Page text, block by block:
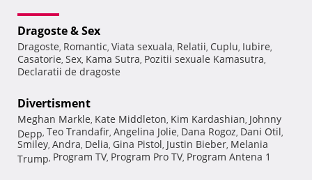
Dragoste & Sex
Dragoste, Romantic, Viata sexuala, Relatii, Cuplu, Iubire,
Casatorie, Sex, Kama Sutra, Pozitii sexuale Kamasutra,
Declaratii de dragoste
Divertisment
Meghan Markle, Kate Middleton, Kim Kardashian, Johnny
Depp, Teo Trandafir, Angelina Jolie, Dana Rogoz, Dani Otil,
Smiley, Andra, Delia, Gina Pistol, Justin Bieber, Melania
Trump, Program TV, Program Pro TV, Program Antena 1